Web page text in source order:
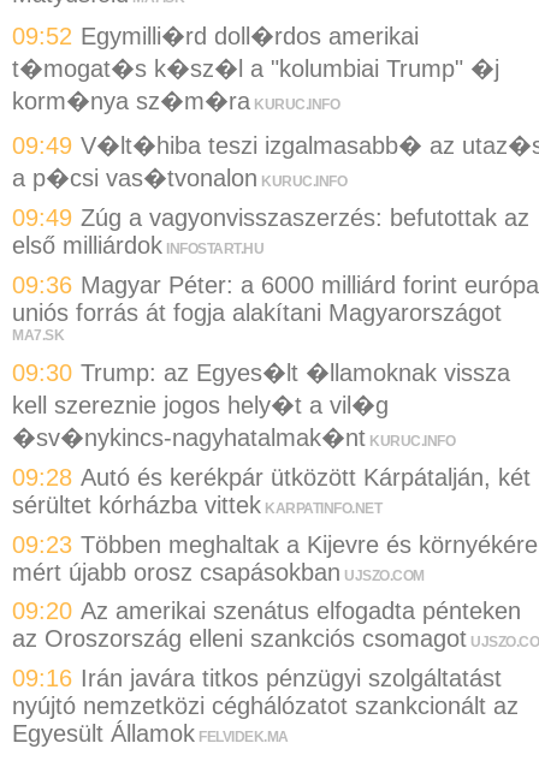
09:52 Egymilli�rd doll�rdos amerikai
t�mogat�s k�sz�l a "kolumbiai Trump" �j
korm�nya sz�m�ra KURUC.INFO
09:49 V�lt�hiba teszi izgalmasabb� az
a p�csi vas�tvonalon KURUC.INFO
09:49 Zúg a vagyonvisszaszerzés: befutottak az
első milliárdok INFOSTART.HU
09:36 Magyar Péter: a 6000 milliárd forint
uniós forrás át fogja alakítani Magyarországot
MA7.SK
09:30 Trump: az Egyes�lt �llamoknak vissza
kell szereznie jogos hely�t a vil�g
�sv�nykincs-nagyhatalmak�nt KURUC.INFO
09:28 Autó és kerékpár ütközött Kárpátalján, két
sérültet kórházba vittek KARPATINFO.NET
09:23 Többen meghaltak a Kijevre és környékére
mért újabb orosz csapásokban UJSZO.COM
09:20 Az amerikai szenátus elfogadta pénteken
az Oroszország elleni szankciós csomagot
09:16 Irán javára titkos pénzügyi szolgáltatást
nyújtó nemzetközi céghálózatot szankcionált az
Egyesült Államok FELVIDEK.MA